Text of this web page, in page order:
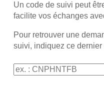
Un code de suivi peut
facilite vos échanges
Pour retrouver une
suivi, indiquez ce dernier
Code de suivi